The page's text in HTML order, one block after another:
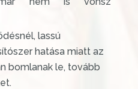
lassú
hatása miatt az
bomlanak le, tovább